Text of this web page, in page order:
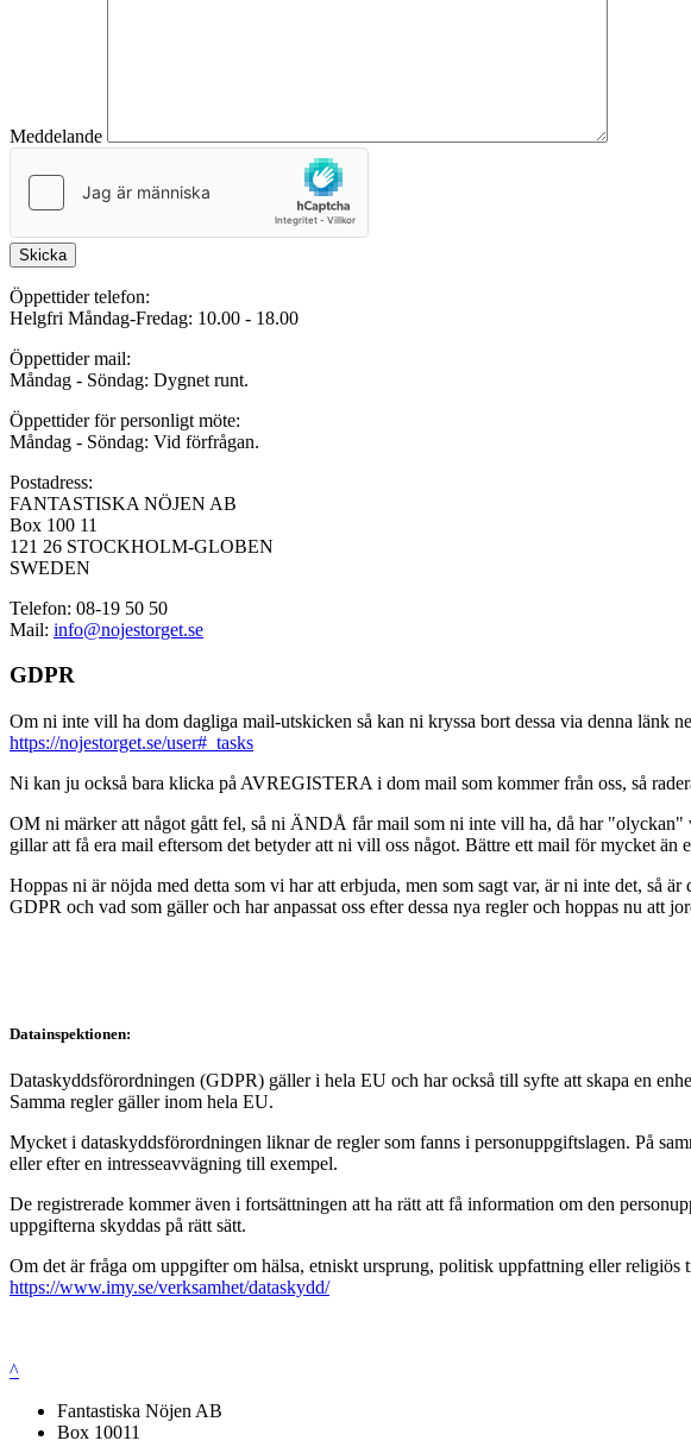
Meddelande
Skicka
Öppettider telefon:
Helgfri Måndag-Fredag: 10.00 - 18.00
Öppettider mail:
Måndag - Söndag: Dygnet runt.
Öppettider för personligt möte:
Måndag - Söndag: Vid förfrågan.
Postadress:
FANTASTISKA NÖJEN AB
Box 100 11
121 26 STOCKHOLM-GLOBEN
SWEDEN
Telefon: 08-19 50 50
Mail: info@nojestorget.se
GDPR
Om ni inte vill ha dom dagliga mail-utskicken så kan ni kryssa bort dessa via denna länk
https://nojestorget.se/user#_tasks
Ni kan ju också bara klicka på AVREGISTERA i dom mail som kommer från oss, så
OM ni märker att något gått fel, så ni ÄNDÅ får mail som ni inte vill ha, då har
gillar att få era mail eftersom det betyder att ni vill oss något. Bättre ett mail för mycket än
Hoppas ni är nöjda med detta som vi har att erbjuda, men som sagt var, är ni inte det, så
GDPR och vad som gäller och har anpassat oss efter dessa nya regler och hoppas nu att
Datainspektionen:
Dataskyddsförordningen (GDPR) gäller i hela EU och har också till syfte att skapa en
Samma regler gäller inom hela EU.
Mycket i dataskyddsförordningen liknar de regler som fanns i personuppgiftslagen. På
eller efter en intresseavvägning till exempel.
De registrerade kommer även i fortsättningen att ha rätt att få information om den
uppgifterna skyddas på rätt sätt.
Om det är fråga om uppgifter om hälsa, etniskt ursprung, politisk uppfattning eller
https://www.imy.se/verksamhet/dataskydd/
^
Fantastiska Nöjen AB
Box 10011